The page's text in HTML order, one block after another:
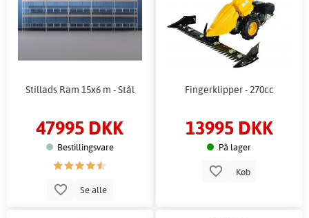
Stillads Ram 15x6 m - Stål
47995 DKK
Bestillingsvare
Se alle
Fingerklipper - 270cc
13995 DKK
På lager
Køb